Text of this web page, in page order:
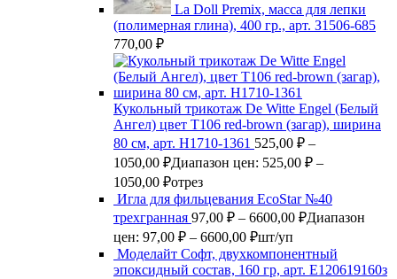
La Doll Premix, масса для лепки
(полимерная глина), 400 гр., арт. З1506-685
770,00 ₽
Кукольный трикотаж De Witte Engel (Белый
Ангел) цвет Т106 red-brown (загар), ширина
80 см, арт. Н1710-1361 525,00 ₽ –
1050,00 ₽Диапазон цен: 525,00 ₽ –
1050,00 ₽отрез
Игла для фильцевания EcoStar №40
трехгранная 97,00 ₽ – 6600,00 ₽Диапазон
цен: 97,00 ₽ – 6600,00 ₽шт/уп
Моделайт Софт, двухкомпонентный
эпоксидный состав, 160 гр, арт. Е120619160з